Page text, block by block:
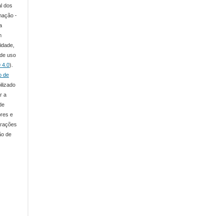
dos
-
uso
4.0).
de
a
e
de